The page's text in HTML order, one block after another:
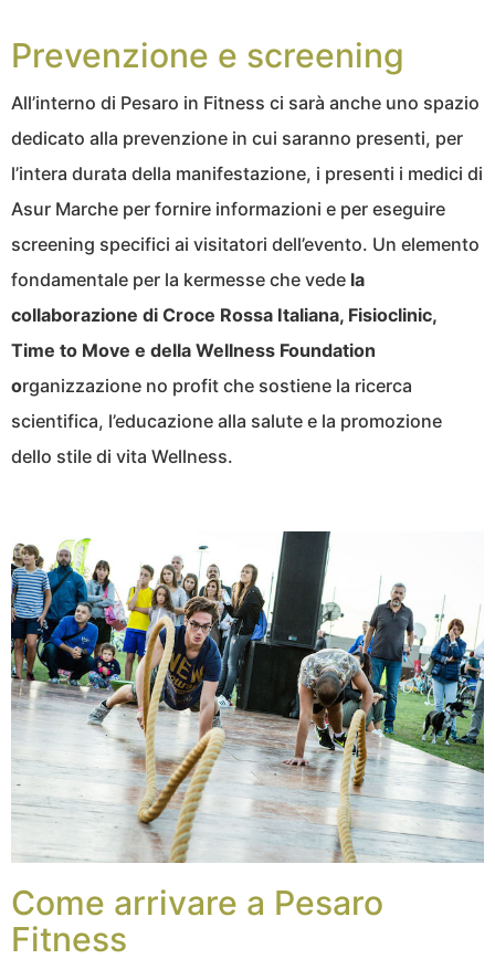
Prevenzione e screening
All’interno di Pesaro in Fitness ci sarà anche uno spazio
dedicato alla prevenzione in cui saranno presenti, per
l’intera durata della manifestazione, i presenti i medici di
Asur Marche per fornire informazioni e per eseguire
screening specifici ai visitatori dell’evento. Un elemento
fondamentale per la kermesse che vede la
collaborazione di Croce Rossa Italiana, Fisioclinic,
Time to Move e della Wellness Foundation
organizzazione no profit che sostiene la ricerca
scientifica, l’educazione alla salute e la promozione
dello stile di vita Wellness.
Come arrivare a Pesaro
Fitness